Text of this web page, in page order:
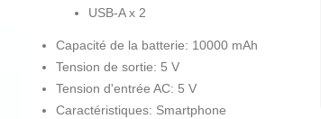
USB-A x 2
Capacité de la batterie: 10000 mAh
Tension de sortie: 5 V
Tension d'entrée AC: 5 V
Caractéristiques: Smartphone